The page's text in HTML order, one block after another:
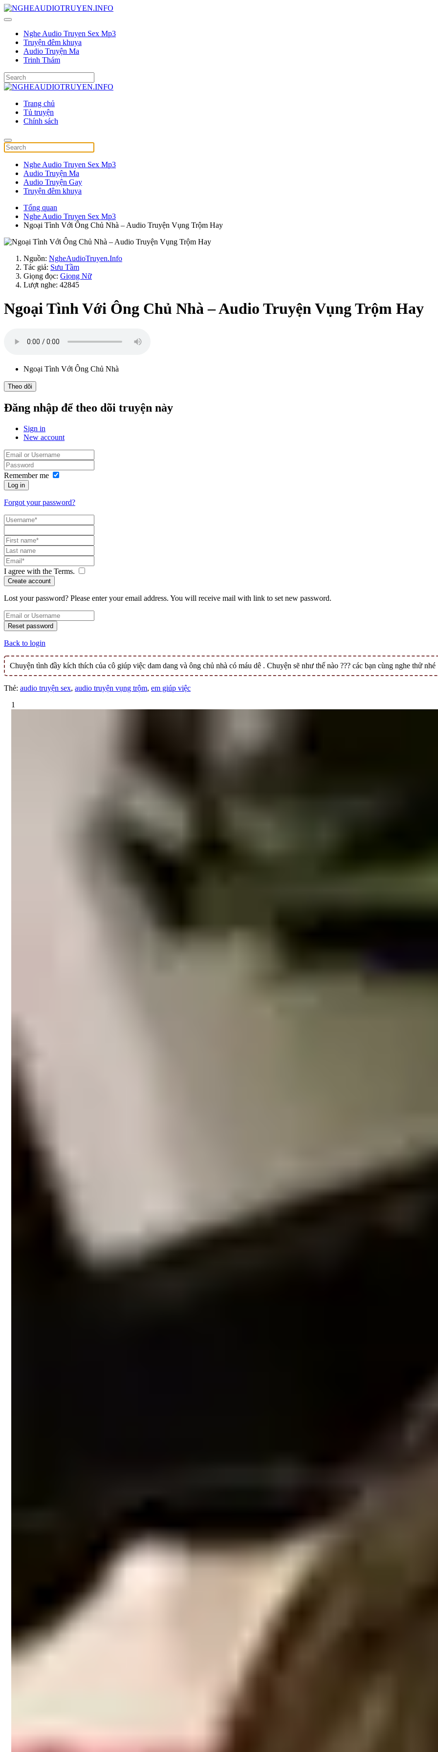
Nghe Audio Truyen Sex Mp3
Truyện đêm khuya
Audio Truyện Ma
Trinh Thám
Trang chủ
Tủ truyện
Chính sách
Nghe Audio Truyen Sex Mp3
Audio Truyện Ma
Audio Truyện Gay
Truyện đêm khuya
Tổng quan
Nghe Audio Truyen Sex Mp3
Ngoại Tình Với Ông Chủ Nhà – Audio Truyện Vụng Trộm Hay
Nguồn: NgheAudioTruyen.Info
Tác giả: Sưu Tầm
Giọng đọc: Giọng Nữ
Lượt nghe: 42845
Ngoại Tình Với Ông Chủ Nhà – Audio Truyện Vụng Trộm Hay
Ngoại Tình Với Ông Chủ Nhà
Theo dõi
Đăng nhập để theo dõi truyện này
Sign in
New account
Remember me
Log in
Forgot your password?
I agree with the Terms.
Create account
Lost your password? Please enter your email address. You will receive mail with link to set new password.
Reset password
Back to login
Chuyện tình đầy kích thích của cô giúp việc dam dang và ông chủ nhà có máu dê . Chuyện sẽ như thế nào ??? các bạn cùng nghe thử nhé
Thẻ: audio truyện sex, audio truyện vụng trộm, em giúp việc
1